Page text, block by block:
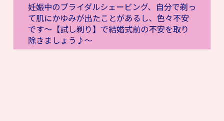
妊娠中のブライダルシェービング、自分で剃っ
て肌にかゆみが出たことがあるし、色々不安
です〜【試し剃り】で結婚式前の不安を取り
除きましょう♪〜